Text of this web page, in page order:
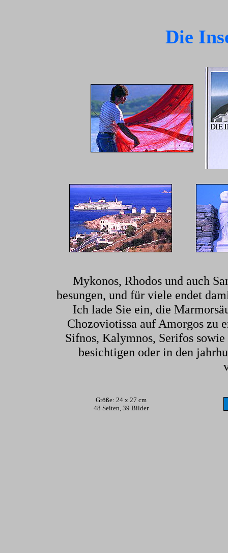
Die
Mykonos, Rhodos und auch
besungen, und für viele endet
Ich lade Sie ein, die
Chozoviotissa auf Amorgos zu
Sifnos, Kalymnos, Serifos
besichtigen oder in den
Größe: 24 x 27 cm
48 Seiten, 39 Bilder